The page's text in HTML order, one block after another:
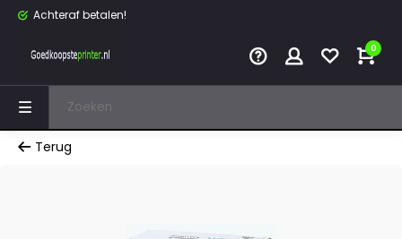
Achteraf betalen!
0
Terug